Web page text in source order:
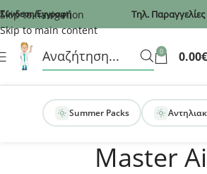
Recaptcha
Skip to navigation
Skip to main content
Σύνδεση/Εγγραφή Τηλ. Παραγγελίες
0 0.00€
Summer Packs
Master